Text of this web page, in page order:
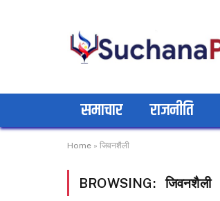
समाचार राजनीति
Home » जिवनशैली
BROWSING: जिवनशैली